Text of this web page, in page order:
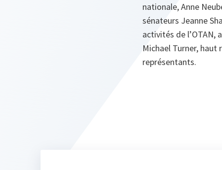
nationale, Anne
sénateurs Jeanne
activités de l’OTAN,
Michael Turner, haut
représentants.